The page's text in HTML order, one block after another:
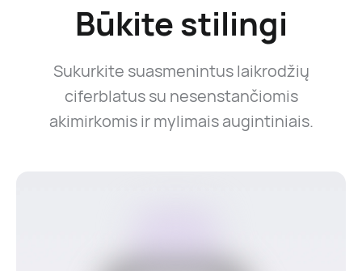
Būkite stilingi
Sukurkite suasmenintus laikrodžių
ciferblatus su nesenstančiomis
akimirkomis ir mylimais augintiniais.